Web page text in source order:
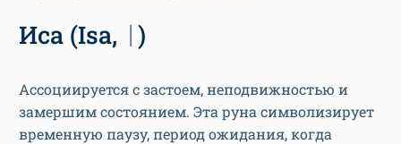
Иса (Isa, ᛁ)
Ассоциируется с застоем, неподвижностью и
замершим состоянием. Эта руна символизирует
временную паузу, период ожидания, когда